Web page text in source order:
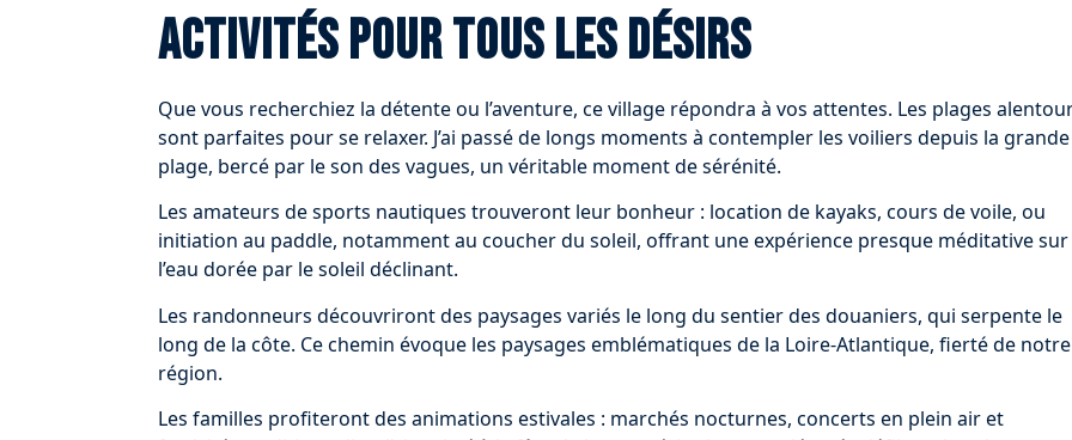
Activités pour tous les désirs
Que vous recherchiez la détente ou l’aventure, ce village répondra à vos attentes. Les plages
sont parfaites pour se relaxer. J’ai passé de longs moments à contempler les voiliers depuis la grande
plage, bercé par le son des vagues, un véritable moment de sérénité.
Les amateurs de sports nautiques trouveront leur bonheur : location de kayaks, cours de voile, ou
initiation au paddle, notamment au coucher du soleil, offrant une expérience presque méditative sur
l’eau dorée par le soleil déclinant.
Les randonneurs découvriront des paysages variés le long du sentier des douaniers, qui serpente le
long de la côte. Ce chemin évoque les paysages emblématiques de la Loire-Atlantique, fierté de notre
région.
Les familles profiteront des animations estivales : marchés nocturnes, concerts en plein air et